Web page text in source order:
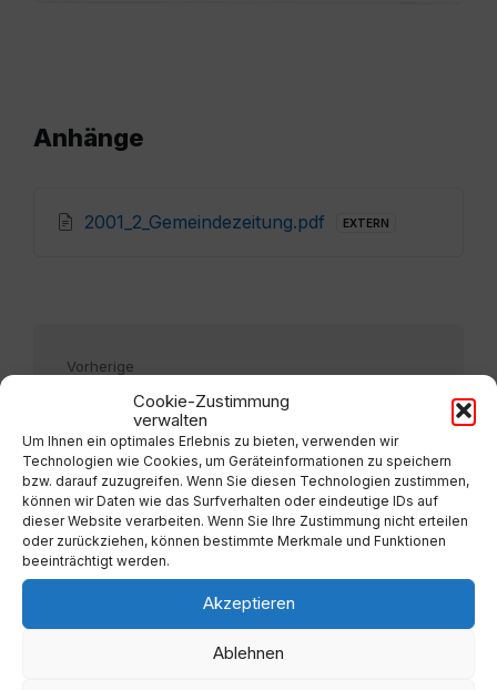
Cookie-Zustimmung
verwalten
Um Ihnen ein optimales Erlebnis zu bieten, verwenden wir
Technologien wie Cookies, um Geräteinformationen zu speichern
bzw. darauf zuzugreifen. Wenn Sie diesen Technologien zustimmen,
können wir Daten wie das Surfverhalten oder eindeutige IDs auf
dieser Website verarbeiten. Wenn Sie Ihre Zustimmung nicht erteilen
oder zurückziehen, können bestimmte Merkmale und Funktionen
beeinträchtigt werden.
Akzeptieren
Ablehnen
Anhänge
2001_2_Gemeindezeitung.pdf EXTERN
Vorherige
Nächste
Ausgabe 1